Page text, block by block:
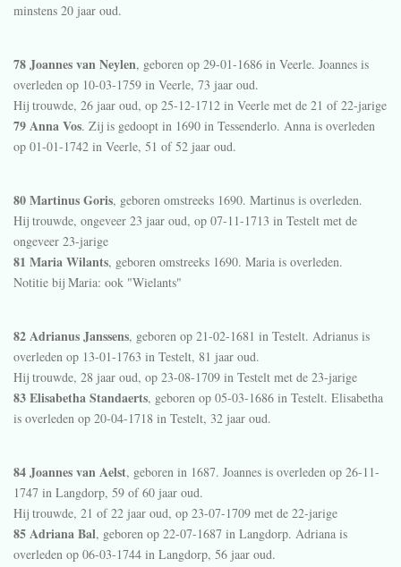
minstens 20 jaar oud.
78 Joannes van Neylen, geboren op 29-01-1686 in Veerle. Joannes is
overleden op 10-03-1759 in Veerle, 73 jaar oud.
Hij trouwde, 26 jaar oud, op 25-12-1712 in Veerle met de 21 of 22-jarige
79 Anna Vos. Zij is gedoopt in 1690 in Tessenderlo. Anna is overleden
op 01-01-1742 in Veerle, 51 of 52 jaar oud.
80 Martinus Goris, geboren omstreeks 1690. Martinus is overleden.
Hij trouwde, ongeveer 23 jaar oud, op 07-11-1713 in Testelt met de
ongeveer 23-jarige
81 Maria Wilants, geboren omstreeks 1690. Maria is overleden.
Notitie bij Maria: ook "Wielants"
82 Adrianus Janssens, geboren op 21-02-1681 in Testelt. Adrianus is
overleden op 13-01-1763 in Testelt, 81 jaar oud.
Hij trouwde, 28 jaar oud, op 23-08-1709 in Testelt met de 23-jarige
83 Elisabetha Standaerts, geboren op 05-03-1686 in Testelt. Elisabetha
is overleden op 20-04-1718 in Testelt, 32 jaar oud.
84 Joannes van Aelst, geboren in 1687. Joannes is overleden op 26-11-
1747 in Langdorp, 59 of 60 jaar oud.
Hij trouwde, 21 of 22 jaar oud, op 23-07-1709 met de 22-jarige
85 Adriana Bal, geboren op 22-07-1687 in Langdorp. Adriana is
overleden op 06-03-1744 in Langdorp, 56 jaar oud.